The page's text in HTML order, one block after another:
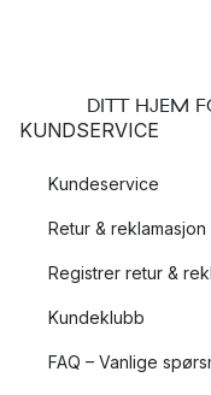
DITT HJEM
KUNDSERVICE
Kundeservice
Retur & reklamasjon
Registrer retur &
Kundeklubb
FAQ – Vanlige